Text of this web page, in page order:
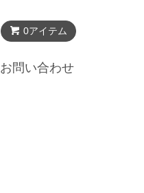
0アイテム
お問い合わせ